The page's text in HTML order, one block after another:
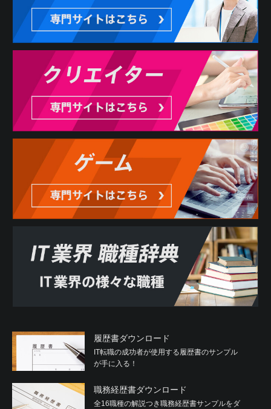
履歴書ダウンロード
IT転職の成功者が使用する履歴書のサンプル
が手に入る！
職務経歴書ダウンロード
全16職種の解説つき職務経歴書サンプルをダ